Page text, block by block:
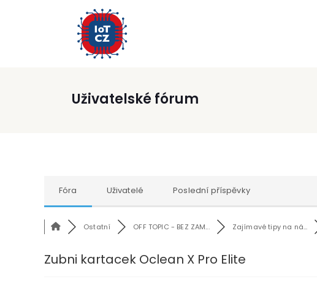
Uživatelské fórum
Fóra Uživatelé Poslední příspěvky
Ostatní OFF TOPIC - BEZ ZAM... Zajímavé tipy na ná...
Zubni kartacek Oclean X Pro Elite